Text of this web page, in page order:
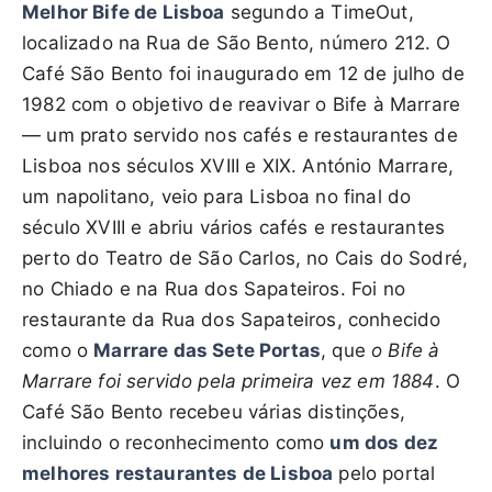
Melhor Bife de Lisboa segundo a TimeOut,
localizado na Rua de São Bento, número 212. O
Café São Bento foi inaugurado em 12 de julho de
1982 com o objetivo de reavivar o Bife à Marrare
— um prato servido nos cafés e restaurantes de
Lisboa nos séculos XVIII e XIX. António Marrare,
um napolitano, veio para Lisboa no final do
século XVIII e abriu vários cafés e restaurantes
perto do Teatro de São Carlos, no Cais do Sodré,
no Chiado e na Rua dos Sapateiros. Foi no
restaurante da Rua dos Sapateiros, conhecido
como o Marrare das Sete Portas, queo Bife à
Marrare foi servido pela primeira vez em 1884. O
Café São Bento recebeu várias distinções,
incluindo o reconhecimento como um dos dez
melhores restaurantes de Lisboa pelo portal